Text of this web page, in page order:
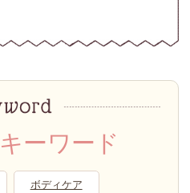
キーワード
ボディケア